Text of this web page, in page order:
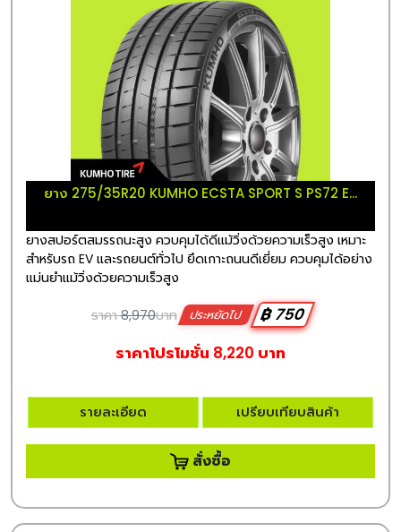
ยาง 275/35R20 KUMHO ECSTA SPORT S PS72 E...
ยางสปอร์ตสมรรถนะสูง ควบคุมได้ดีแม้วิ่งด้วยความเร็วสูง เหมาะ
สำหรับรถ EV และรถยนต์ทั่วไป ยึดเกาะถนนดีเยี่ยม ควบคุมได้อย่าง
แม่นยำแม้วิ่งด้วยความเร็วสูง
ราคา8,970บาท ประหยัดไป
฿ 750
ราคาโปรโมชั่น 8,220 บาท
รายละเอียด เปรียบเทียบสินค้า
สั่งซื้อ